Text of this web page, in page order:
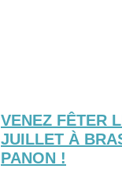
VENEZ FÊTER
JUILLET À
PANON !